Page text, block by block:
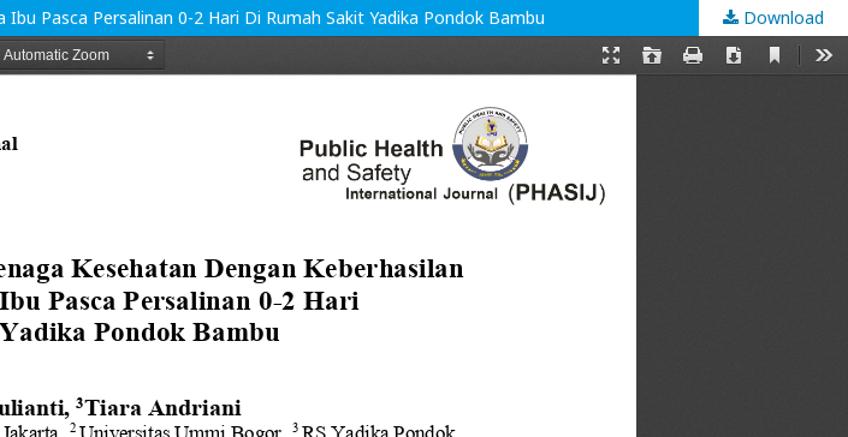
Pasca Persalinan 0-2 Hari Di Rumah Sakit Yadika Pondok Bambu Download